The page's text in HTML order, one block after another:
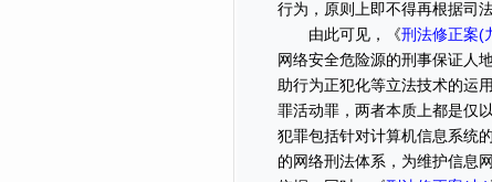
行为，原则上即不得再根据司
由此可见，《刑法修正案(
网络安全危险源的刑事保证人
助行为正犯化等立法技术的运
罪活动罪，两者本质上都是仅
犯罪包括针对计算机信息系统
的网络刑法体系，为维护信息